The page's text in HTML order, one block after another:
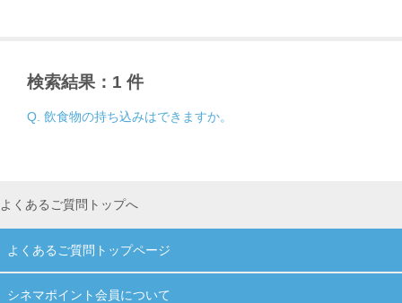
検索結果：1 件
Q. 飲食物の持ち込みはできますか。
よくあるご質問トップへ
よくあるご質問トップページ
シネマポイント会員について